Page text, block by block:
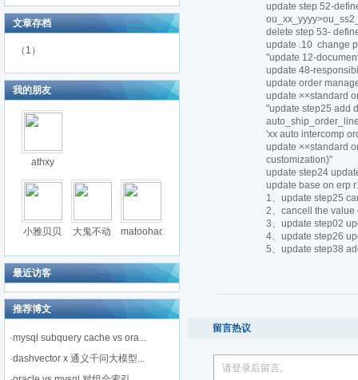
文章存档
（1）
我的朋友
athxy
小雅贝贝 大鬼不动 matoohao
最近访客
推荐博文
·mysql subquery cache vs ora...
·dashvector x 通义千问大模型...
update step 52-
delete step 53-
update .10 change
"update 12-
update 48-
update order
update ××standard
"update step25 add
'xx auto intercomp
update ××standard
customization)"
update step24
update base on erp
1、update step25
2、cancell the value
3、update step02
4、update step26
5、update step38
留言热议
请登录后留言。